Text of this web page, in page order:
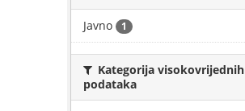
Javno 1
Kategorija visokovrijednih
podataka